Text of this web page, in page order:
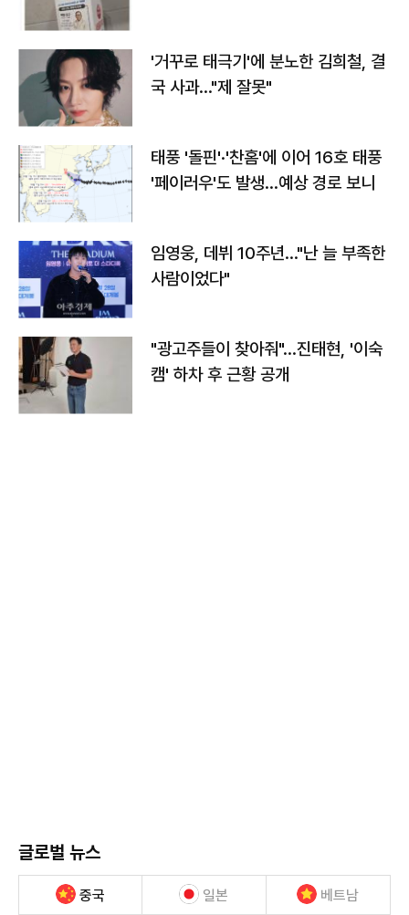
'거꾸로 태극기'에 분노한 김희철, 결
국 사과…"제 잘못"
태풍 '돌핀'·'찬홈'에 이어 16호 태풍
'페이러우'도 발생…예상 경로 보니
임영웅, 데뷔 10주년…"난 늘 부족한
사람이었다"
"광고주들이 찾아줘"…진태현, '이숙
캠' 하차 후 근황 공개
글로벌 뉴스
중국 일본 베트남